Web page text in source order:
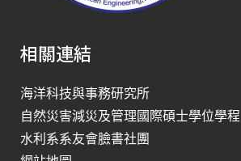
相關連結
海洋科技與事務研究所
自然災害減災及管理國際碩士學位學程
水利系系友會臉書社團